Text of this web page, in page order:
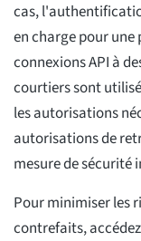
cas,
en charge pour
connexions API à
courtiers sont
les autorisations
autorisations de
mesure de sécurité
Pour minimiser les
contrefaits,